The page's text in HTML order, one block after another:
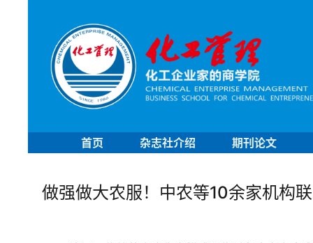
首页 杂志社介绍 期刊论文
做强做大农服！中农等10余家机构